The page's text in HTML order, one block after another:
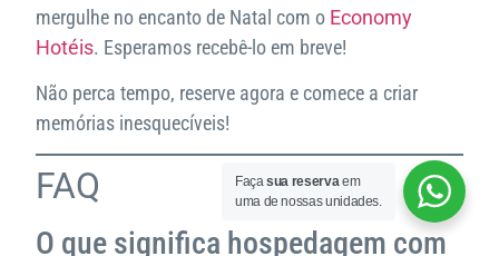
mergulhe no encanto de Natal com o Economy
Hotéis. Esperamos recebê-lo em breve!
Não perca tempo, reserve agora e comece a criar
memórias inesquecíveis!
FAQ
O que significa hospedagem com
Façasua reservaem
uma de nossas unidades.